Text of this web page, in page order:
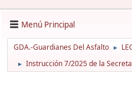
Menú Principal
GDA.-Guardianes Del Asfalto ►
► Instrucción 7/2025 de la